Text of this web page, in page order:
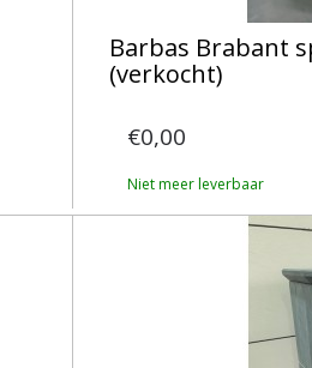
Barbas Brabant
(verkocht)
€0,00
Niet meer leverbaar